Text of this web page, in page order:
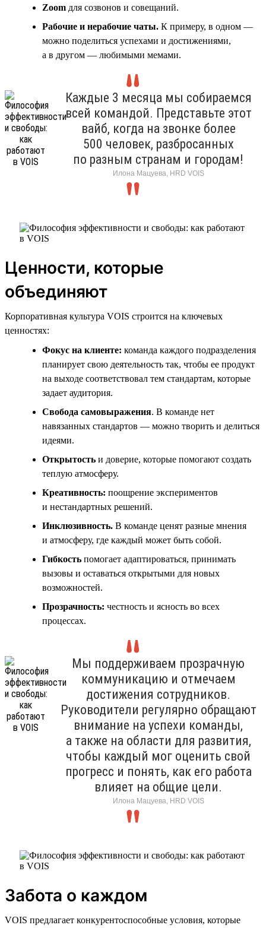
Zoom для созвонов и совещаний.
Рабочие и нерабочие чаты. К примеру, в одном —
можно поделиться успехами и достижениями,
а в другом — любимыми мемами.
Каждые 3 месяца мы собираемся
всей командой. Представьте этот
вайб, когда на звонке более
500 человек, разбросанных
по разным странам и городам!
Илона Мацуева, HRD VOIS
Ценности, которые
объединяют
Корпоративная культура VOIS строится на ключевых
ценностях:
Фокус на клиенте: команда каждого подразделения
планирует свою деятельность так, чтобы ее продукт
на выходе соответствовал тем стандартам, которые
задает аудитория.
Свобода самовыражения. В команде нет
навязанных стандартов — можно творить и делиться
идеями.
Открытость и доверие, которые помогают создать
теплую атмосферу.
Креативность: поощрение экспериментов
и нестандартных решений.
Инклюзивность. В команде ценят разные мнения
и атмосферу, где каждый может быть собой.
Гибкость помогает адаптироваться, принимать
вызовы и оставаться открытыми для новых
возможностей.
Прозрачность: честность и ясность во всех
процессах.
Мы поддерживаем прозрачную
коммуникацию и отмечаем
достижения сотрудников.
Руководители регулярно обращают
внимание на успехи команды,
а также на области для развития,
чтобы каждый мог оценить свой
прогресс и понять, как его работа
влияет на общие цели.
Илона Мацуева, HRD VOIS
Забота о каждом
VOIS предлагает конкурентоспособные условия, которые